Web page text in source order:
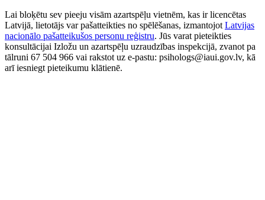
Lai bloķētu sev pieeju visām azartspēļu vietnēm, kas ir licencētas
Latvijā, lietotājs var pašatteikties no spēlēšanas, izmantojot Latvijas
nacionālo pašatteikušos personu reģistru. Jūs varat pieteikties
konsultācijai Izložu un azartspēļu uzraudzības inspekcijā, zvanot pa
tālruni 67 504 966 vai rakstot uz e-pastu: psihologs@iaui.gov.lv, kā
arī iesniegt pieteikumu klātienē.